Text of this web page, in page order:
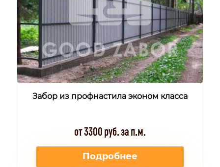
Забор из профнастила эконом класса
от 3300 руб. за п.м.
Подробнее